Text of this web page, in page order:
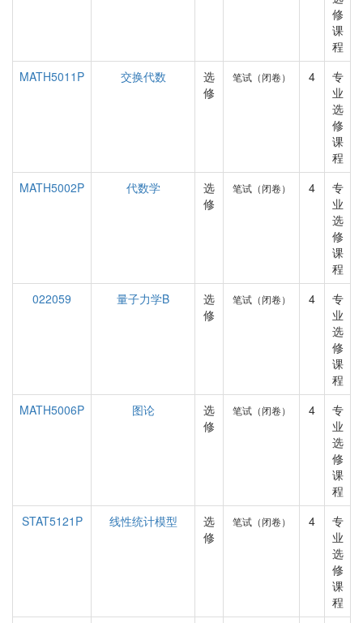
修
课
程
MATH5011P
交换代数
选
修
笔试（闭卷） 4
专
业
选
修
课
程
MATH5002P
代数学
选
修
笔试（闭卷） 4
专
业
选
修
课
程
022059
量子力学B
选
修
笔试（闭卷） 4
专
业
选
修
课
程
MATH5006P
图论
选
修
笔试（闭卷） 4
专
业
选
修
课
程
STAT5121P
线性统计模型
选
修
笔试（闭卷） 4
专
业
选
修
课
程